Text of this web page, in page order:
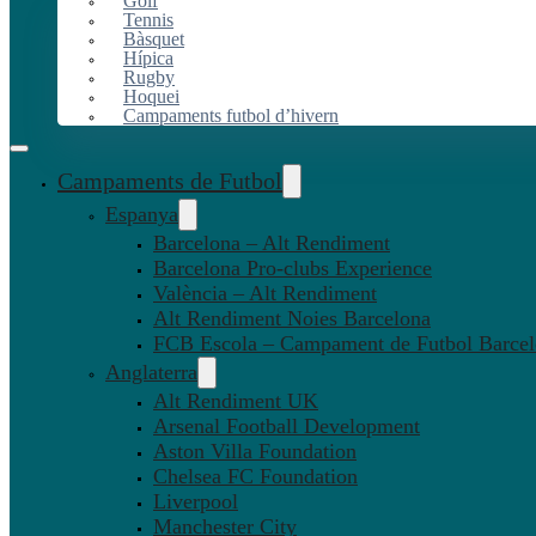
Tennis
Bàsquet
Hípica
Rugby
Hoquei
Campaments futbol d’hivern
Campaments de Futbol
Espanya
Barcelona – Alt Rendiment
Barcelona Pro-clubs Experience
València – Alt Rendiment
Alt Rendiment Noies Barcelona
FCB Escola – Campament de Futbol
Anglaterra
Alt Rendiment UK
Arsenal Football Development
Aston Villa Foundation
Chelsea FC Foundation
Liverpool
Manchester City